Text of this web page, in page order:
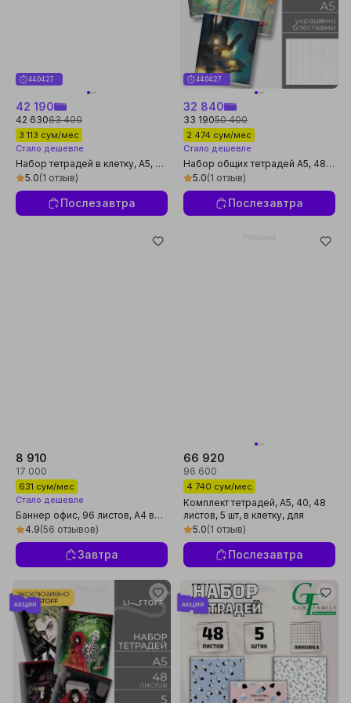
44:04:26
42 190
42 63063 400
3 113 сум/мес
Стало дешевле
Набор тетрадей в клетку, А5, 48
листов, на скобе, 5 штук, для
школы и офиса
5.0(1 отзыв)
Послезавтра
44:04:26
32 840
33 19050 400
2 474 сум/мес
Стало дешевле
Набор общих тетрадей А5, 48
листов, в клетку, 5 штук для
учебы
5.0(1 отзыв)
Послезавтра
8 910
17 000
631 сум/мес
Стало дешевле
Баннер офис, 96 листов, А4 в
линейку
4.9(56 отзывов)
Завтра
66 920
96 600
4 740 сум/мес
Комплект тетрадей, А5, 40, 48
листов, 5 шт, в клетку, для
девочек, произведено в
России
5.0(1 отзыв)
Послезавтра
Реклама